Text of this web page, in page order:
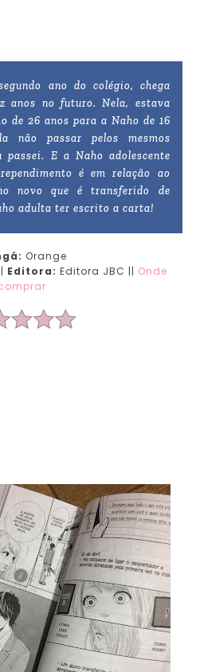
ano do colégio, chega
anos no futuro. Nela, estava
de 26 anos para a Naho de 16
não passar pelos mesmos
passei. E a Naho adolescente
é em relação ao
novo que é transferido de
adulta ter escrito a carta!
Orange
Editora: Editora JBC || Onde